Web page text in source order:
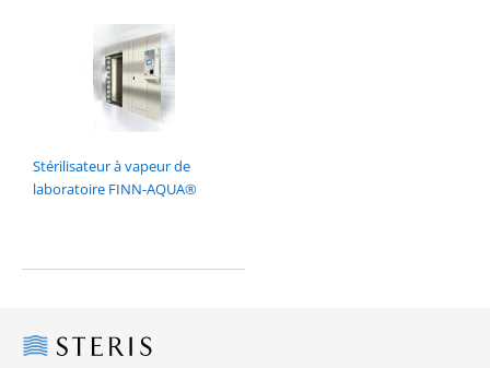
Stérilisateur à vapeur de
laboratoire FINN-AQUA®
Steris